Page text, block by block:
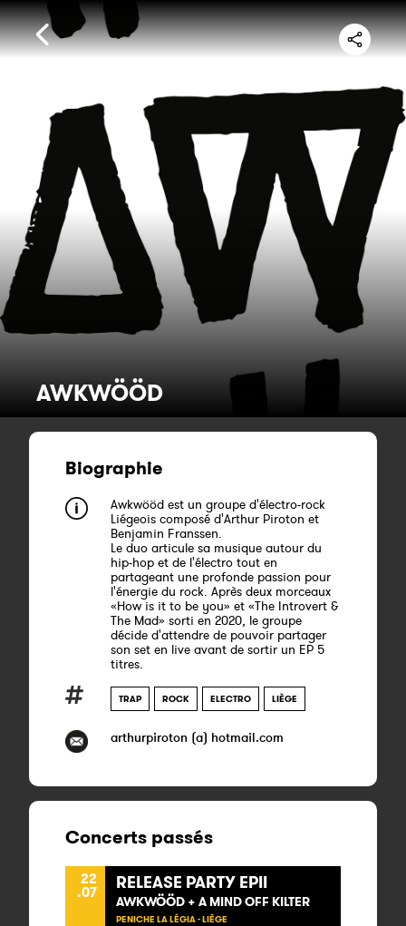
AWKWÖÖD
Biographie
Awkwööd est un groupe d'électro-rock
Liégeois composé d'Arthur Piroton et
Benjamin Franssen.
Le duo articule sa musique autour du
hip-hop et de l'électro tout en
partageant une profonde passion pour
l'énergie du rock. Après deux morceaux
«How is it to be you» et «The Introvert &
The Mad» sorti en 2020, le groupe
décide d'attendre de pouvoir partager
son set en live avant de sortir un EP 5
titres.
TRAP ROCK ELECTRO LIÈGE
arthurpiroton (a) hotmail.com
Concerts passés
22
.07 RELEASE PARTY EPII
AWKWÖÖD + A MIND OFF KILTER
PENICHE LA LÉGIA - LIÈGE